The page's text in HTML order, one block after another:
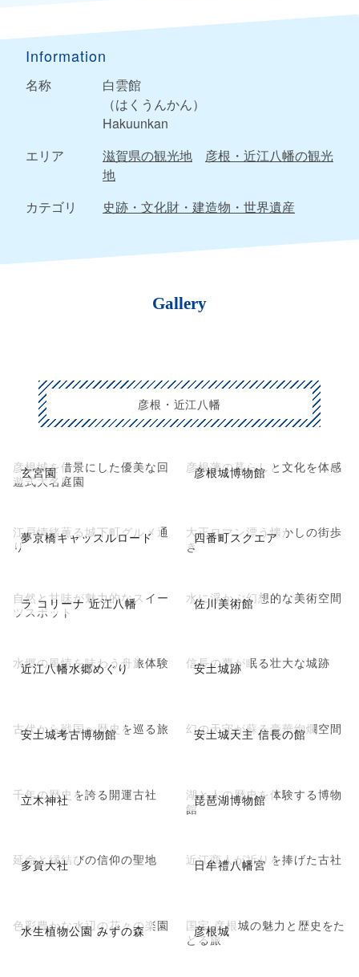
Information
名称
白雲館
（はくうんかん）
Hakuunkan
エリア
滋賀県の観光地
彦根・近江八幡の観光
地
カテゴリ
史跡・文化財・建造物・世界遺産
Gallery
彦根・近江八幡
玄宮園
彦根城を借景にした優美な回
遊式大名庭園
彦根城博物館
彦根藩の暮らしと文化を体感
夢京橋キャッスルロード
江戸情緒薫る城下町グルメ通
り
四番町スクエア
大正ロマン漂う懐かしの街歩
き
ラ コリーナ 近江八幡
自然と甘味が魅力的なスイー
ツスポット
佐川美術館
水に浮かぶ幻想的な美術空間
近江八幡水郷めぐり
水郷の風情を味わう舟旅体験 安土城跡
信長の夢が眠る壮大な城跡
安土城考古博物館
古代から戦国へ歴史を巡る旅 安土城天主 信長の館
幻の天守が蘇る豪華絢爛空間
立木神社
千年の歴史を誇る開運古社 琵琶湖博物館
湖と人の歴史を体験する博物
館
多賀大社
延命と縁結びの信仰の聖地 日牟禮八幡宮
近江商人が祈りを捧げた古社
水生植物公園 みずの森
色彩豊かな水辺の花々の楽園 彦根城
国宝 彦根城の魅力と歴史をた
どる旅